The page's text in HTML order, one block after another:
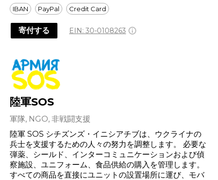
IBAN PayPal Credit Card
寄付する EIN: 30-0108263
陸軍SOS
軍隊, NGO, 非戦闘支援
陸軍 SOS シチズンズ・イニシアチブは、ウクライナの
兵士を支援するための人々の努力を調整します。 必要な
弾薬、シールド、インターコミュニケーションおよび偵
察施設、ユニフォーム、食品供給の購入を管理します。
すべての商品を直接にユニットの設置場所に運び、モバ